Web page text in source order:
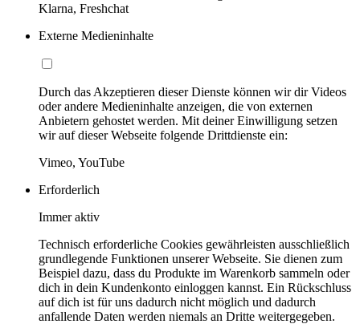
Klarna, Freshchat
Externe Medieninhalte
Durch das Akzeptieren dieser Dienste können wir dir Videos
oder andere Medieninhalte anzeigen, die von externen
Anbietern gehostet werden. Mit deiner Einwilligung setzen
wir auf dieser Webseite folgende Drittdienste ein:
Vimeo, YouTube
Erforderlich
Immer aktiv
Technisch erforderliche Cookies gewährleisten ausschließlich
grundlegende Funktionen unserer Webseite. Sie dienen zum
Beispiel dazu, dass du Produkte im Warenkorb sammeln oder
dich in dein Kundenkonto einloggen kannst. Ein Rückschluss
auf dich ist für uns dadurch nicht möglich und dadurch
anfallende Daten werden niemals an Dritte weitergegeben.